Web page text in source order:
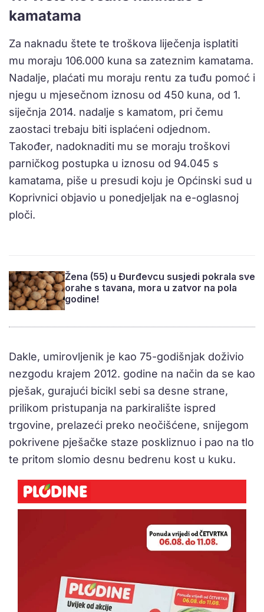
kamatama
Za naknadu štete te troškova liječenja isplatiti
mu moraju 106.000 kuna sa zateznim kamatama.
Nadalje, plaćati mu moraju rentu za tuđu pomoć i
njegu u mjesečnom iznosu od 450 kuna, od 1.
siječnja 2014. nadalje s kamatom, pri čemu
zaostaci trebaju biti isplaćeni odjednom.
Također, nadoknaditi mu se moraju troškovi
parničkog postupka u iznosu od 94.045 s
kamatama, piše u presudi koju je Općinski sud u
Koprivnici objavio u ponedjeljak na e-oglasnoj
ploči.
Žena (55) u Đurđevcu susjedi pokrala sve
orahe s tavana, mora u zatvor na pola
godine!
Dakle, umirovljenik je kao 75-godišnjak doživio
nezgodu krajem 2012. godine na način da se kao
pješak, gurajući bicikl sebi sa desne strane,
prilikom pristupanja na parkiralište ispred
trgovine, prelazeći preko neočišćene, snijegom
pokrivene pješačke staze poskliznuo i pao na tlo
te pritom slomio desnu bedrenu kost u kuku.